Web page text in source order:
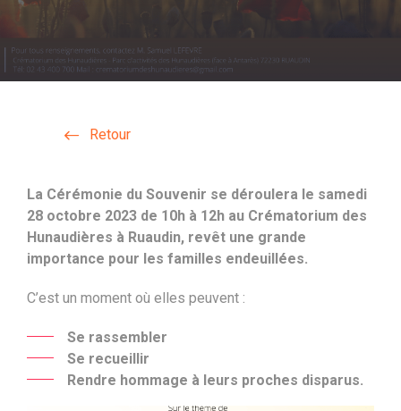
Retour
La Cérémonie du Souvenir se déroulera le samedi
28 octobre 2023 de 10h à 12h au Crématorium des
Hunaudières à Ruaudin, revêt une grande
importance pour les familles endeuillées.
C’est un moment où elles peuvent :
Se rassembler
Se recueillir
Rendre hommage à leurs proches disparus.